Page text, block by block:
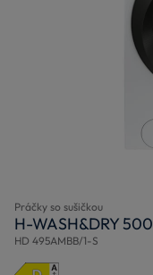
Práčky so sušičkou
H-WASH&DRY 500
HD 495AMBB/1-S